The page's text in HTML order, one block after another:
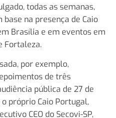
todas as semanas,
base na presença de Caio
Brasília e em eventos em
Fortaleza.
por exemplo,
de três
pública de 27 de
próprio Caio Portugal,
CEO do Secovi-SP,